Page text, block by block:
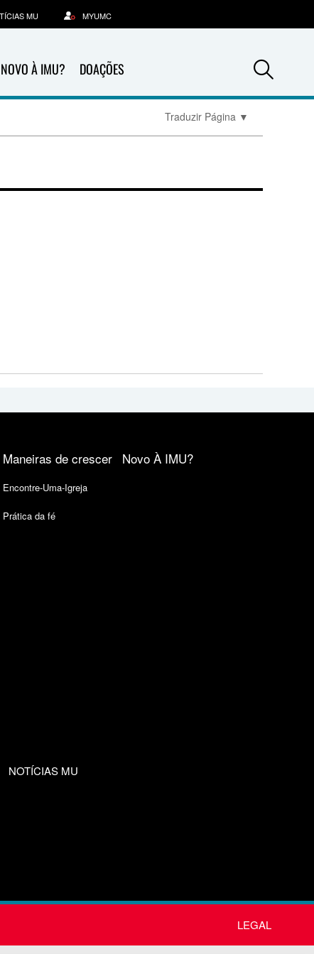
NOVO À IMU? DOAÇÕES
MU MYUMC
Traduzir Página ▼
Maneiras de crescer
Encontre-Uma-Igreja
Prática da fé
Novo À IMU?
NOTÍCIAS MU
LEGAL